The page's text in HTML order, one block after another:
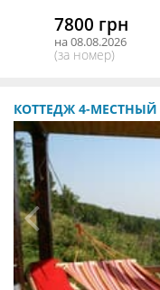
7800 грн
на 08.08.2026
(за номер)
КОТТЕДЖ 4-МЕСТНЫЙ